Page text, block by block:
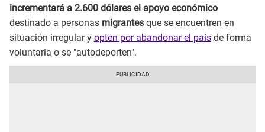
incrementará a 2.600 dólares el apoyo económico
destinado a personas migrantes que se encuentren en
situación irregular y opten por abandonar el país de forma
voluntaria o se "autodeporten".